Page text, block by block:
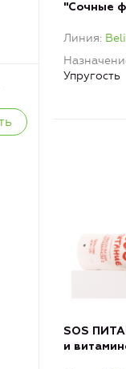
"Сочные
Линия
Упругость
SOS
и